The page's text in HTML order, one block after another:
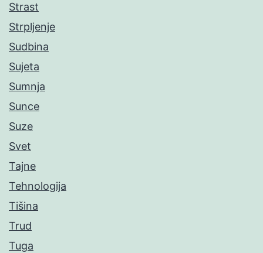
Strast
Strpljenje
Sudbina
Sujeta
Sumnja
Sunce
Suze
Svet
Tajne
Tehnologija
Tišina
Trud
Tuga